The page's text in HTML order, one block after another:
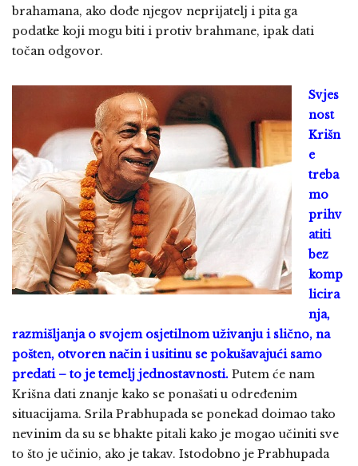
brahamana, ako dođe njegov neprijatelj i pita ga
podatke koji mogu biti i protiv brahmane, ipak dati
točan odgovor.
Svjes
nost
Krišn
e
treba
mo
prihv
atiti
bez
komp
licira
nja,
razmišljanja o svojem osjetilnom uživanju i slično, na
pošten, otvoren način i usitinu se pokušavajući samo
predati – to je temelj jednostavnosti. Putem će nam
Krišna dati znanje kako se ponašati u određenim
situacijama. Srila Prabhupada se ponekad doimao tako
nevinim da su se bhakte pitali kako je mogao učiniti sve
to što je učinio, ako je takav. Istodobno je Prabhupada